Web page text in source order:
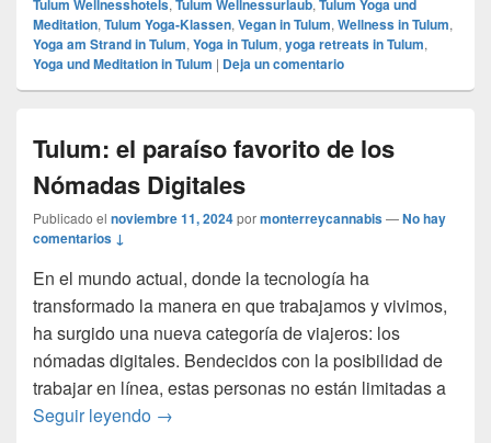
Tulum Wellnesshotels Tulum Wellnessurlaub Tulum Yoga und
Meditation, Tulum Yoga-Klassen, Vegan in Tulum, Wellness in Tulum,
Yoga am Strand in Tulum, Yoga in Tulum, yoga retreats in Tulum,
Yoga und Meditation in Tulum | Deja un comentario
Tulum: el paraíso favorito de los
Nómadas Digitales
Publicado el noviembre 11, 2024pormonterreycannabis—No hay
comentarios ↓
En el mundo actual, donde la tecnología ha
transformado la manera en que trabajamos y vivimos,
ha surgido una nueva categoría de viajeros: los
nómadas digitales. Bendecidos con la posibilidad de
trabajar en línea, estas personas no están limitadas a
Seguir leyendo Tulum: el paraíso favorito de los Nómadas
→